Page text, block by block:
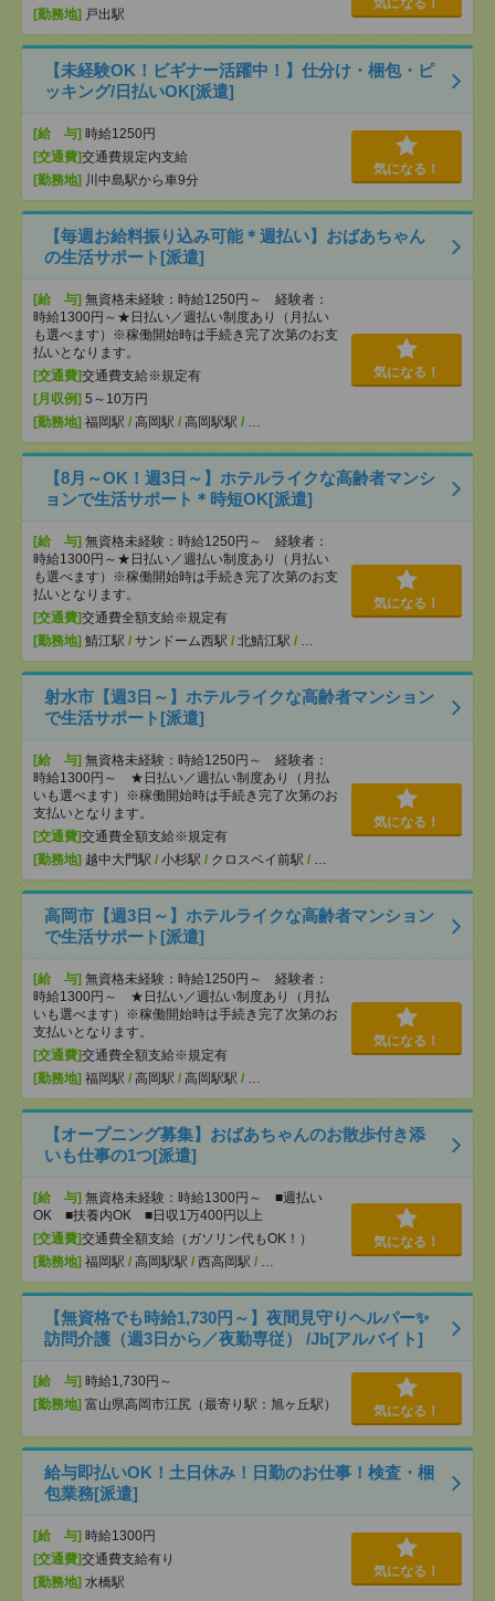
[勤務地] 戸出駅
気になる！
【未経験OK！ビギナー活躍中！】仕分け・梱包・ピ
ッキング/日払いOK[派遣]
[給 与] 時給1250円
[交通費]交通費規定内支給
[勤務地] 川中島駅から車9分
気になる！
【毎週お給料振り込み可能＊週払い】おばあちゃん
の生活サポート[派遣]
[給 与] 無資格未経験：時給1250円～ 経験者：
時給1300円～★日払い／週払い制度あり（月払い
も選べます）※稼働開始時は手続き完了次第のお支
払いとなります。
[交通費]交通費支給※規定有
[月収例] 5～10万円
[勤務地] 福岡駅 / 高岡駅 / 高岡駅駅 / …
気になる！
【8月～OK！週3日～】ホテルライクな高齢者マンシ
ョンで生活サポート＊時短OK[派遣]
[給 与] 無資格未経験：時給1250円～ 経験者：
時給1300円～★日払い／週払い制度あり（月払い
も選べます）※稼働開始時は手続き完了次第のお支
払いとなります。
[交通費]交通費全額支給※規定有
[勤務地] 鯖江駅 / サンドーム西駅 / 北鯖江駅 / …
気になる！
射水市【週3日～】ホテルライクな高齢者マンション
で生活サポート[派遣]
[給 与] 無資格未経験：時給1250円～ 経験者：
時給1300円～ ★日払い／週払い制度あり（月払
いも選べます）※稼働開始時は手続き完了次第のお
支払いとなります。
[交通費]交通費全額支給※規定有
[勤務地] 越中大門駅 / 小杉駅 / クロスベイ前駅 / …
気になる！
高岡市【週3日～】ホテルライクな高齢者マンション
で生活サポート[派遣]
[給 与] 無資格未経験：時給1250円～ 経験者：
時給1300円～ ★日払い／週払い制度あり（月払
いも選べます）※稼働開始時は手続き完了次第のお
支払いとなります。
[交通費]交通費全額支給※規定有
[勤務地] 福岡駅 / 高岡駅 / 高岡駅駅 / …
気になる！
【オープニング募集】おばあちゃんのお散歩付き添
いも仕事の1つ[派遣]
[給 与] 無資格未経験：時給1300円～ ■週払い
OK ■扶養内OK ■日収1万400円以上
[交通費]交通費全額支給（ガソリン代もOK！）
[勤務地] 福岡駅 / 高岡駅駅 / 西高岡駅 / …
気になる！
【無資格でも時給1,730円～】夜間見守りヘルパー✨
訪問介護（週3日から／夜勤専従） /Jb[アルバイト]
[給 与] 時給1,730円～
[勤務地] 富山県高岡市江尻（最寄り駅：旭ヶ丘駅） 気になる！
給与即払いOK！土日休み！日勤のお仕事！検査・梱
包業務[派遣]
[給 与] 時給1300円
[交通費]交通費支給有り
[勤務地] 水橋駅
気になる！